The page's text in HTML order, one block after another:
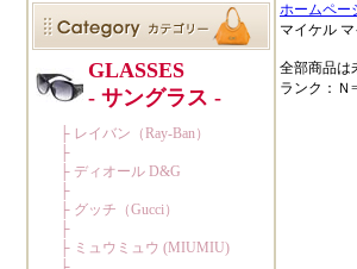
ホームペー
マイケル
全部商品は
ランク：Ｎ